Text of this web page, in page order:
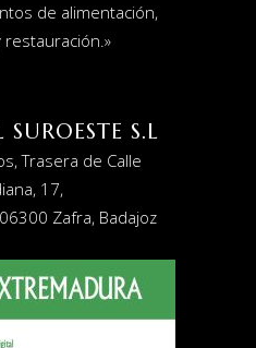
de alimentación,
restauración.»
S.L
Trasera de Calle
17,
Zafra, Badajoz